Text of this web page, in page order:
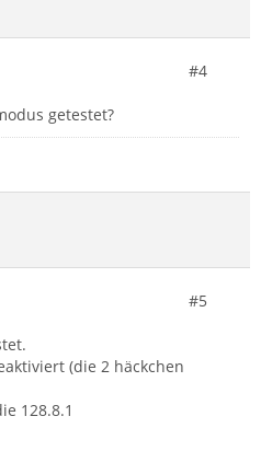
#4
getestet?
#5
(die 2 häckchen
128.8.1